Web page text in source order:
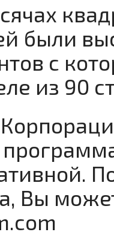
были
с
из 90
Вы